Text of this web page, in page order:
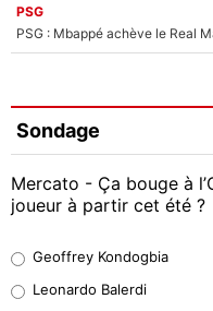
PSG
PSG : Mbappé achève le Real
Sondage
Mercato - Ça bouge à
joueur à partir cet été ?
38%
Geoffrey Kondogbia
Leonardo Balerdi